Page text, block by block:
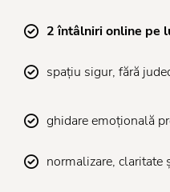
2 întâlniri online pe
spațiu sigur, fără
ghidare emoțională
normalizare, claritate